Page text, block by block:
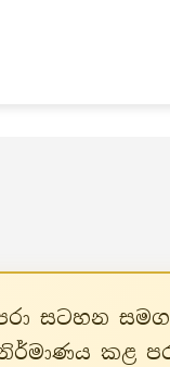
සටහන සමග
කළ